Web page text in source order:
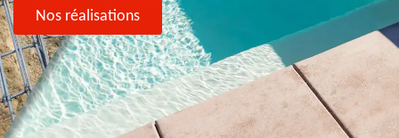
Nos réalisations